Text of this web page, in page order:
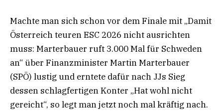
Machte man sich schon vor dem Finale mit „Damit
Österreich teuren ESC 2026 nicht ausrichten
muss: Marterbauer ruft 3.000 Mal für Schweden
an“ über Finanzminister Martin Marterbauer
(SPÖ) lustig und erntete dafür nach JJs Sieg
dessen schlagfertigen Konter „Hat wohl nicht
gereicht“, so legt man jetzt noch mal kräftig nach.